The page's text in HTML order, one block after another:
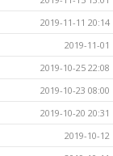
2019-11-11 20:14
2019-11-01
2019-10-25 22:08
2019-10-23 08:00
2019-10-20 20:31
2019-10-12